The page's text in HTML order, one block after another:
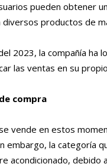
pueden obtener
diversos productos de
2023, la compañía ha
las ventas en su
compra
vende en estos
embargo, la categoría
acondicionado,